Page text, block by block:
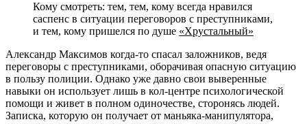
Кому смотреть: тем, тем, кому всегда нравился
саспенс в ситуации переговоров с преступниками,
и тем, кому пришелся по душе «Хрустальный»
Александр Максимов когда-то спасал заложников, ведя
переговоры с преступниками, оборачивая опасную ситуацию
в пользу полиции. Однако уже давно свои выверенные
навыки он использует лишь в кол-центре психологической
помощи и живет в полном одиночестве, сторонясь людей.
Записка, которую он получает от маньяка-манипулятора,